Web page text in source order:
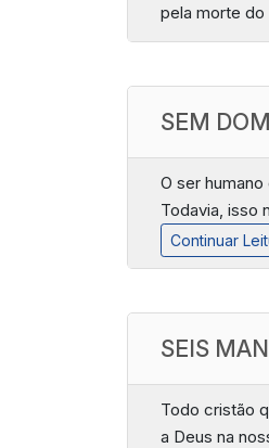
pela morte
SEM
O ser
Todavia, isso
Continuar
SEIS
Todo cristão
a Deus na